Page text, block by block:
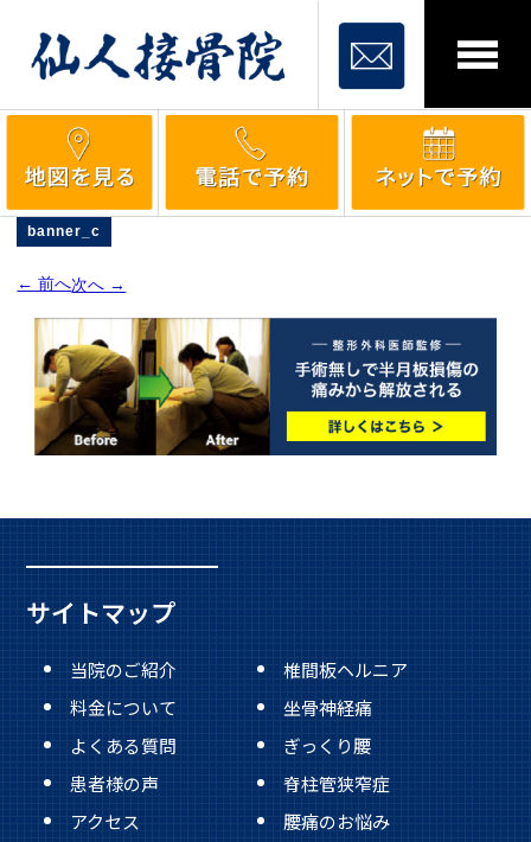
banner_c
← 前へ次へ →
サイトマップ
当院のご紹介
料金について
よくある質問
患者様の声
アクセス
椎間板ヘルニア
坐骨神経痛
ぎっくり腰
脊柱管狭窄症
腰痛のお悩み